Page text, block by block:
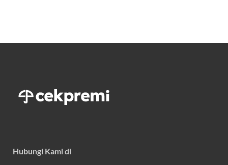
Hubungi Kami di